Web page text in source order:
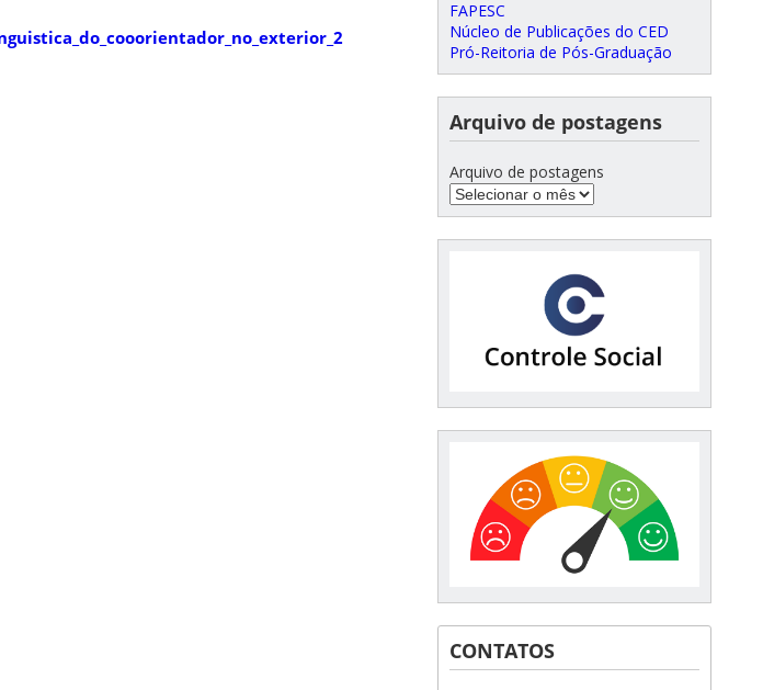
FAPESC
Núcleo de Publicações do CED
Pró-Reitoria de Pós-Graduação
Arquivo de postagens
Arquivo de postagens
CONTATOS